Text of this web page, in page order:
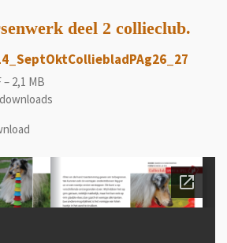
deel 2 collieclub.
– 2,1 MB